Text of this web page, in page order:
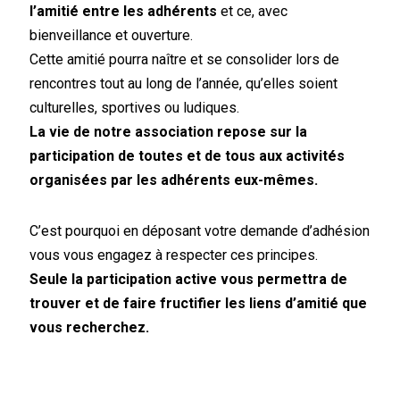
l’amitié entre les adhérents et ce, avec
bienveillance et ouverture.
Cette amitié pourra naître et se consolider lors de
rencontres tout au long de l’année, qu’elles soient
culturelles, sportives ou ludiques.
La vie de notre association repose sur la
participation de toutes et de tous aux activités
organisées par les adhérents eux-mêmes.
C’est pourquoi en déposant votre demande d’adhésion
vous vous engagez à respecter ces principes.
Seule la participation active vous permettra de
trouver et de faire fructifier les liens d’amitié que
vous recherchez.